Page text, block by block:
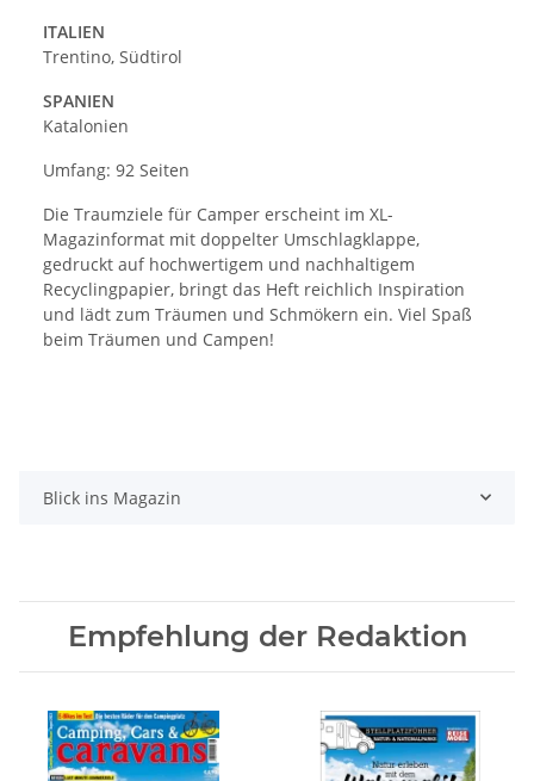
ITALIEN
Trentino, Südtirol
SPANIEN
Katalonien
Umfang: 92 Seiten
Die Traumziele für Camper erscheint im XL-
Magazinformat mit doppelter Umschlagklappe,
gedruckt auf hochwertigem und nachhaltigem
Recyclingpapier, bringt das Heft reichlich Inspiration
und lädt zum Träumen und Schmökern ein. Viel Spaß
beim Träumen und Campen!
Blick ins Magazin
Empfehlung der Redaktion